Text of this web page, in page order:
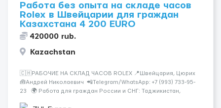
Работа без опыта на складе часов
Rolex в Швейцарии для граждан
Казахстана 4 200 EURO
420000 rub.
Kazachstan
🇨🇭РАБОЧИЕ НА СКЛАД ЧАСОВ ROLEX 📍Швейцария, Цюрих
🧰Андрей Николаевич 📲Telegram/WhatsApp: +7 (993) 733-95-
23 🌍 Работа для граждан России и СНГ: Таджикистан,